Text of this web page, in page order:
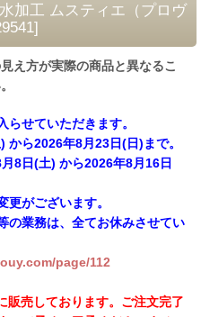
加工 ムスティエ（プロヴ
]
え方が実際の商品と異なるこ
せていただきます。
ら2026年8月23日(日)まで。
8日(土) から2026年8月16日
がございます。
の業務は、全てお休みさせてい
page/112
販売しております。ご注文完了